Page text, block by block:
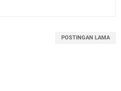
POSTINGAN LAMA